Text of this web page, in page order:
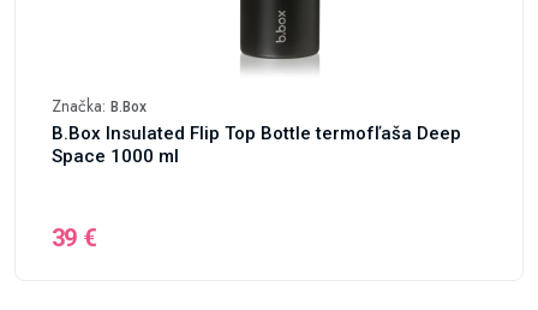
Značka: B.Box
B.Box Insulated Flip Top Bottle termofľaša Deep
Space 1000 ml
39 €